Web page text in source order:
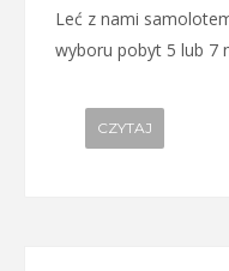
Leć z nami
wyboru pobyt 5 lub 7
CZYTAJ